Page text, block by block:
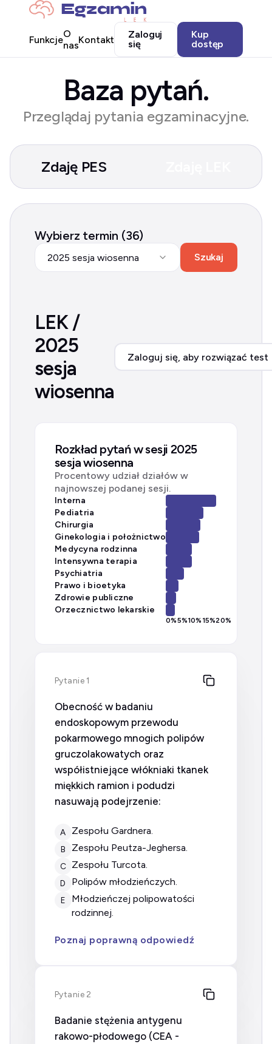
FunkcjeO
nasKontakt
Zaloguj
się
Kup
dostęp
Baza pytań.
Przeglądaj pytania egzaminacyjne.
Zdaję PES
Wybierz termin (36)
2025 sesja wiosenna Szukaj
LEK /
2025
sesja
wiosenna
Zaloguj się, aby rozwiązać test
Rozkład pytań w sesji 2025
sesja wiosenna
Procentowy udział działów w
najnowszej podanej sesji.
Interna
Pediatria
Chirurgia
Ginekologia i położnictwo
Medycyna rodzinna
Intensywna terapia
Psychiatria
Prawo i bioetyka
Zdrowie publiczne
Orzecznictwo lekarskie
0%5%10%15%20%
Pytanie 1
Obecność w badaniu
endoskopowym przewodu
pokarmowego mnogich polipów
gruczolakowatych oraz
współistniejące włókniaki tkanek
miękkich ramion i podudzi
nasuwają podejrzenie:
A zespołu Gardnera.
B zespołu Peutza-Jeghersa.
C zespołu Turcota.
D polipów młodzieńczych.
E
młodzieńczej polipowatości
rodzinnej.
Poznaj poprawną odpowiedź
Pytanie 2
Badanie stężenia antygenu
rakowo-płodowego (CEA -